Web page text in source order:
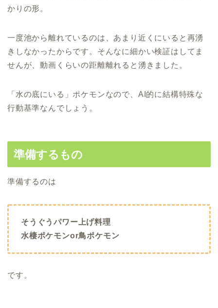
かりの形。
一度池から離れているのは、あまり近くにいると再湧
きしなかったからです。そんなに細かい検証はしてま
せんが、動画くらいの距離離れると湧きました。
「水の底にいる」ポケモンなので、AI的に結構特殊な
行動基準なんでしょう。
準備するもの
準備するのは
そうぐうパワー上げ料理
水棲ポケモンor鳥ポケモン
です。